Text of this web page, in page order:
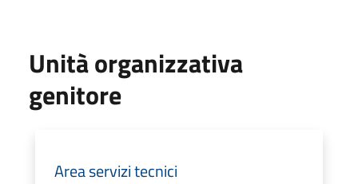
Unità organizzativa
genitore
Area servizi tecnici